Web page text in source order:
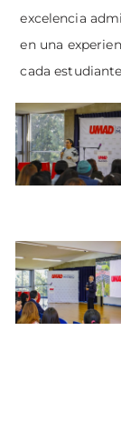
excelencia
en una
cada